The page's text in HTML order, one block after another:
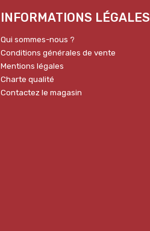
INFORMATIONS LÉGALES
Qui sommes-nous ?
Conditions générales de vente
Mentions légales
Charte qualité
Contactez le magasin